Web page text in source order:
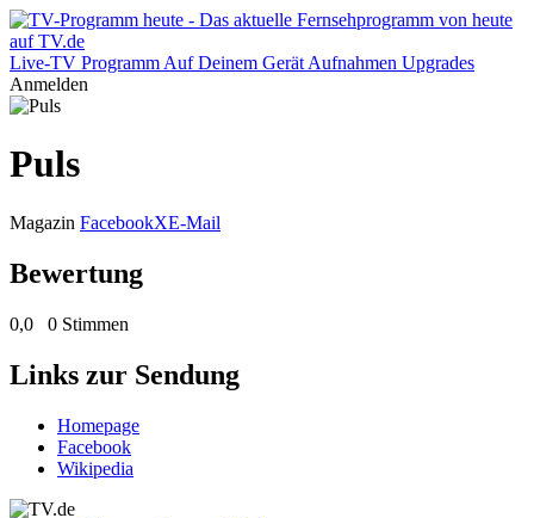
Live-TV Programm Auf Deinem Gerät Aufnahmen Upgrades
Anmelden
Puls
Magazin FacebookXE-Mail
Bewertung
0,0 0 Stimmen
Links zur Sendung
Homepage
Facebook
Wikipedia